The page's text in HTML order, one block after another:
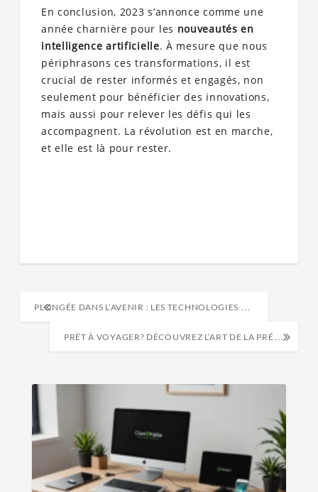
En conclusion, 2023 s’annonce comme une
année charnière pour les nouveautés en
intelligence artificielle. À mesure que nous
périphrasons ces transformations, il est
crucial de rester informés et engagés, non
seulement pour bénéficier des innovations,
mais aussi pour relever les défis qui les
accompagnent. La révolution est en marche,
et elle est là pour rester.
PLONGÉE DANS L’AVENIR : LES TECHNOLOGIES QUI REDÉFINISSENT NOTRE QUOTIDIEN
PRÊT À VOYAGER? DÉCOUVREZ L’ART DE LA PRÉPARATION FACILE POUR UN TRIP INOUBLIABLE!